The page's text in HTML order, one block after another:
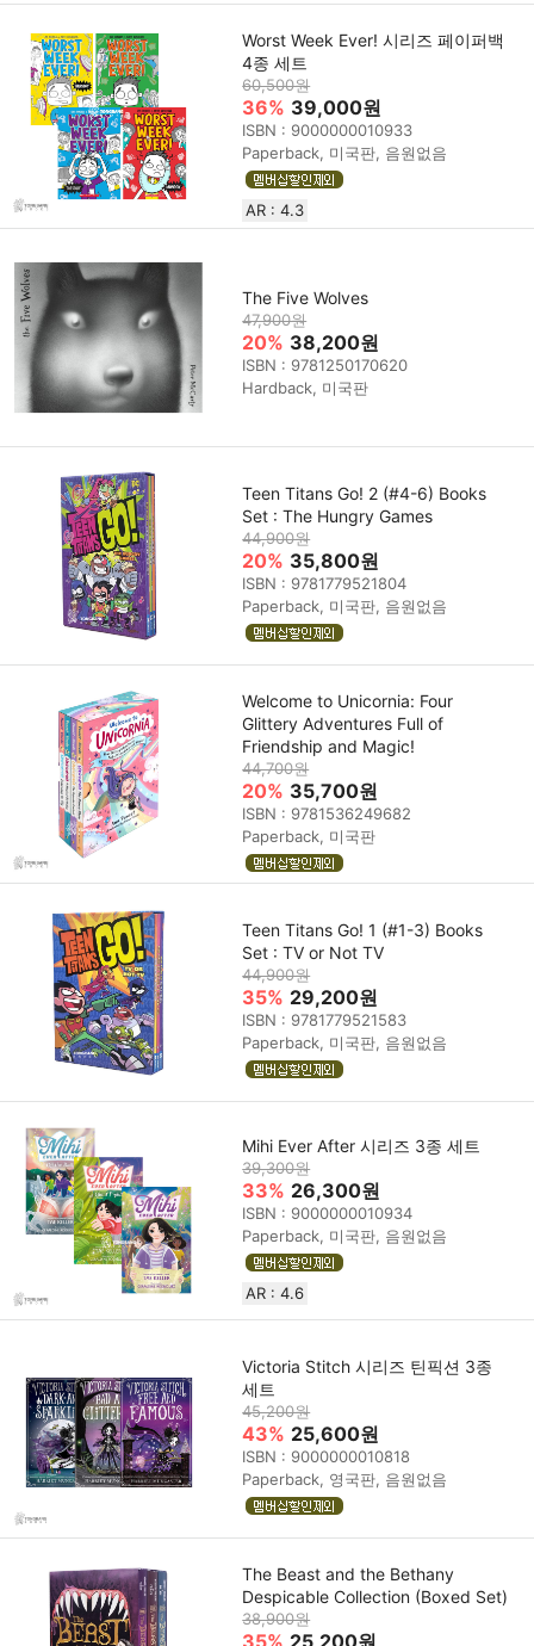
Worst Week Ever! 시리즈 페이퍼백
4종 세트
60,500원
36% 39,000원
ISBN : 9000000010933
Paperback, 미국판, 음원없음
AR : 4.3
The Five Wolves
47,900원
20% 38,200원
ISBN : 9781250170620
Hardback, 미국판
Teen Titans Go! 2 (#4-6) Books
Set : The Hungry Games
44,900원
20% 35,800원
ISBN : 9781779521804
Paperback, 미국판, 음원없음
Welcome to Unicornia: Four
Glittery Adventures Full of
Friendship and Magic!
44,700원
20% 35,700원
ISBN : 9781536249682
Paperback, 미국판
Teen Titans Go! 1 (#1-3) Books
Set : TV or Not TV
44,900원
35% 29,200원
ISBN : 9781779521583
Paperback, 미국판, 음원없음
Mihi Ever After 시리즈 3종 세트
39,300원
33% 26,300원
ISBN : 9000000010934
Paperback, 미국판, 음원없음
AR : 4.6
Victoria Stitch 시리즈 틴픽션 3종
세트
45,200원
43% 25,600원
ISBN : 9000000010818
Paperback, 영국판, 음원없음
The Beast and the Bethany
Despicable Collection (Boxed Set)
38,900원
35% 25,200원